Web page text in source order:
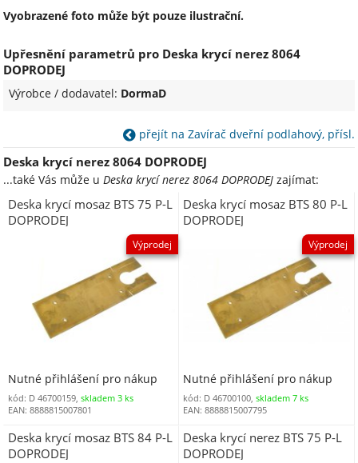
Vyobrazené foto může být pouze ilustrační.
Upřesnění parametrů pro Deska krycí nerez 8064
DOPRODEJ
Výrobce / dodavatel: DormaD
přejít na Zavírač dveřní podlahový, přísl.
Deska krycí nerez 8064 DOPRODEJ
...také Vás může u Deska krycí nerez 8064 DOPRODEJ zajímat:
Deska krycí mosaz BTS 75 P-L
DOPRODEJ
Výprodej
Nutné přihlášení pro nákup
kód: D 46700159, skladem 3 ks
EAN: 8888815007801
Deska krycí mosaz BTS 80 P-L
DOPRODEJ
Výprodej
Nutné přihlášení pro nákup
kód: D 46700100,skladem 7 ks
EAN: 8888815007795
Deska krycí mosaz BTS 84 P-L
DOPRODEJ
Deska krycí nerez BTS 75 P-L
DOPRODEJ